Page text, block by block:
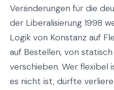
Veränderungen für die
der Liberalisierung 1998
Logik von Konstanz auf
auf Bestellen, von
verschieben. Wer flexibel
es nicht ist, dürfte